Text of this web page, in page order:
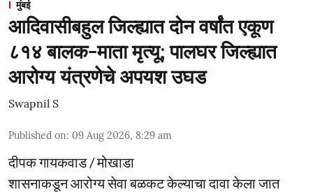
मुंबई
आदिवासीबहुल जिल्ह्यात दोन वर्षांत एकूण
८१४ बालक-माता मृत्यू; पालघर जिल्ह्यात
आरोग्य यंत्रणेचे अपयश उघड
Swapnil S
Published on: 09 Aug 2026, 8:29 am
दीपक गायकवाड / मोखाडा
शासनाकडून आरोग्य सेवा बळकट केल्याचा दावा केला जात